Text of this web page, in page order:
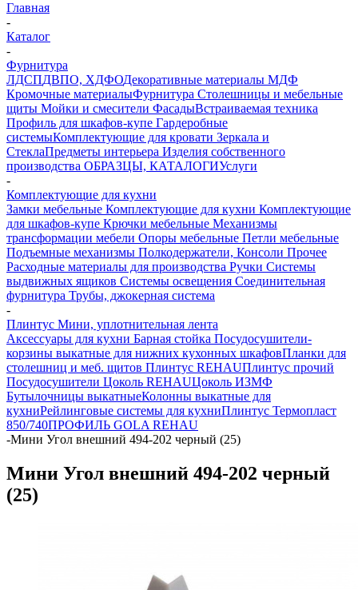
Главная
-
Каталог
-
Фурнитура
ЛДСПДВПО, ХДФОДекоративные материалы МДФ
Кромочные материалыФурнитура Столешницы и мебельные
щиты Мойки и смесители ФасадыВстраиваемая техника
Профиль для шкафов-купе Гардеробные
системыКомплектующие для кровати Зеркала и
СтеклаПредметы интерьера Изделия собственного
производства ОБРАЗЦЫ, КАТАЛОГИУслуги
-
Комплектующие для кухни
Замки мебельные Комплектующие для кухни Комплектующие
для шкафов-купе Крючки мебельные Механизмы
трансформации мебели Опоры мебельные Петли мебельные
Подъемные механизмы Полкодержатели, Консоли Прочее
Расходные материалы для производства Ручки Системы
выдвижных ящиков Системы освещения Соединительная
фурнитура Трубы, джокерная система
-
Плинтус Мини, уплотнительная лента
Аксессуары для кухни Барная стойка Посудосушители-
корзины выкатные для нижних кухонных шкафовПланки для
столешниц и меб. щитов Плинтус REHAUПлинтус прочий
Посудосушители Цоколь REHAUЦоколь ИЗМФ
Бутылочницы выкатныеКолонны выкатные для
кухниРейлинговые системы для кухниПлинтус Термопласт
850/740ПРОФИЛЬ GOLA REHAU
-Мини Угол внешний 494-202 черный (25)
Мини Угол внешний 494-202 черный
(25)